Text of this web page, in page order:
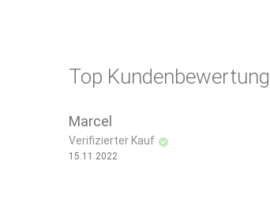
Top
Marcel
Verifizierter Kauf
15.11.2022